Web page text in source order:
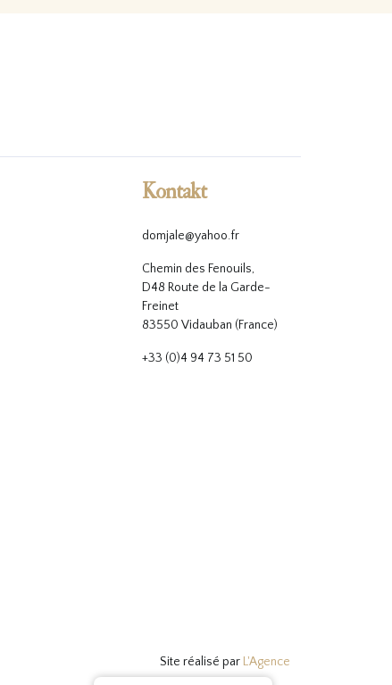
Kontakt
domjale@yahoo.fr
Chemin des Fenouils,
D48 Route de la Garde-
Freinet
83550 Vidauban (France)
+33 (0)4 94 73 51 50
Site réalisé par L'Agence